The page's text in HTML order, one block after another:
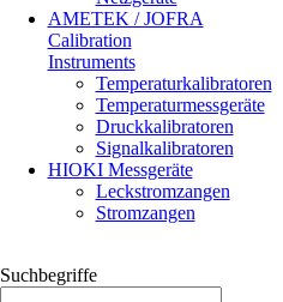
AMETEK / JOFRA
Calibration
Instruments
Temperaturkalibratoren
Temperaturmessgeräte
Druckkalibratoren
Signalkalibratoren
HIOKI Messgeräte
Leckstromzangen
Stromzangen
Suchbegriffe